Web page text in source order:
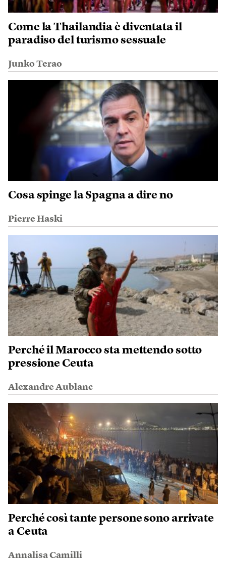
Come la Thailandia è diventata il
paradiso del turismo sessuale
Junko Terao
Cosa spinge la Spagna a dire no
Pierre Haski
Perché il Marocco sta mettendo sotto
pressione Ceuta
Alexandre Aublanc
Perché così tante persone sono arrivate
a Ceuta
Annalisa Camilli